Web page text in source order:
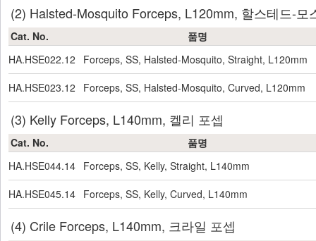
(2) Halsted-Mosquito Forceps, L120mm, 할스테드-모
Cat. No.
품명
HA.HSE022.12
Forceps, SS, Halsted-Mosquito, Straight, L120mm
HA.HSE023.12
Forceps, SS, Halsted-Mosquito, Curved, L120mm
(3) Kelly Forceps, L140mm, 켈리 포셉
Cat. No.
품명
HA.HSE044.14
Forceps, SS, Kelly, Straight, L140mm
HA.HSE045.14
Forceps, SS, Kelly, Curved, L140mm
(4) Crile Forceps, L140mm, 크라일 포셉